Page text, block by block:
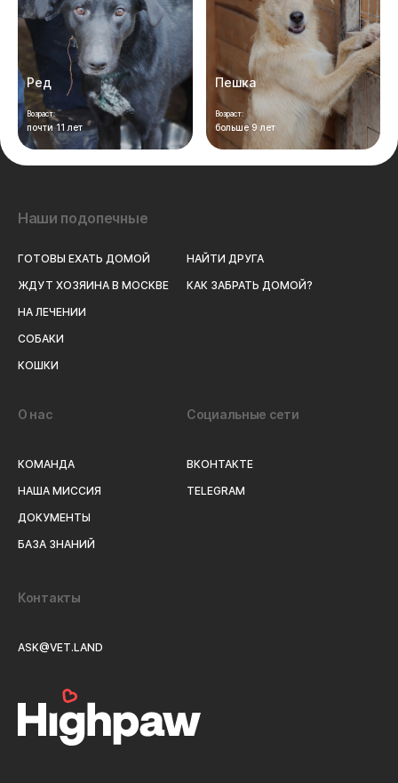
Ред
Возраст:
почти 11 лет
Пешка
Возраст:
больше 9 лет
Наши подопечные
ГОТОВЫ ЕХАТЬ ДОМОЙ
ЖДУТ ХОЗЯИНА В МОСКВЕ
НА ЛЕЧЕНИИ
СОБАКИ
КОШКИ
НАЙТИ ДРУГА
КАК ЗАБРАТЬ ДОМОЙ?
О нас
КОМАНДА
НАША МИССИЯ
ДОКУМЕНТЫ
БАЗА ЗНАНИЙ
Контакты
ASK@VET.LAND
Социальные сети
ВКОНТАКТЕ
TELEGRAM